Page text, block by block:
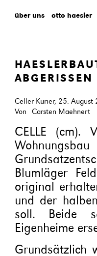
über uns otto haesler
ABGERISSEN
Celler Kurier, 25. August
Von
Carsten Maehnert
CELLE (cm).
Blumläger
original
und der
soll. Beide
Eigenheime
Grundsätzlich